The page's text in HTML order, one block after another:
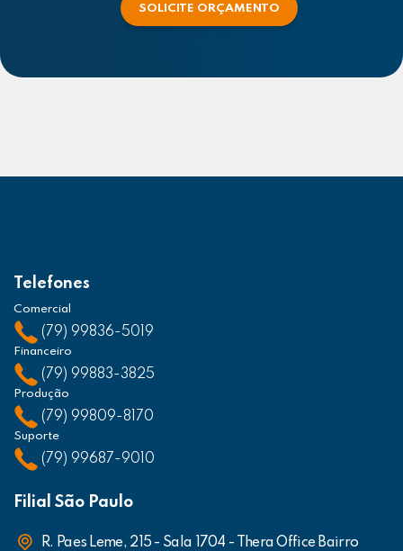
SOLICITE ORÇAMENTO
Telefones
Comercial
(79) 99836-5019
Financeiro
(79) 99883-3825
Produção
(79) 99809-8170
Suporte
(79) 99687-9010
Filial São Paulo
R. Paes Leme, 215 - Sala 1704 - Thera Office Bairro